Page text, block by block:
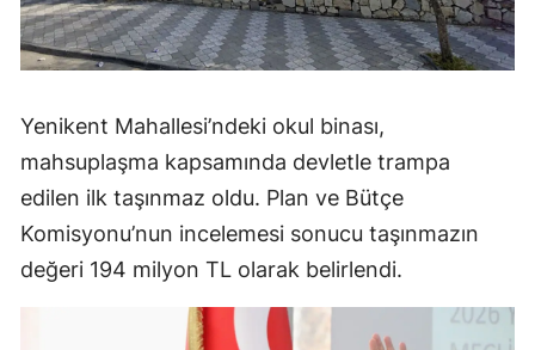
Yenikent Mahallesi’ndeki okul binası,
mahsuplaşma kapsamında devletle trampa
edilen ilk taşınmaz oldu. Plan ve Bütçe
Komisyonu’nun incelemesi sonucu taşınmazın
değeri 194 milyon TL olarak belirlendi.